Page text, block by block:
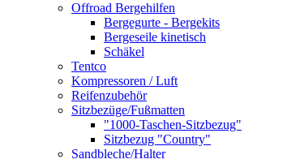
Offroad Bergehilfen
Bergegurte - Bergekits
Bergeseile kinetisch
Schäkel
Tentco
Kompressoren / Luft
Reifenzubehör
Sitzbezüge/Fußmatten
"1000-Taschen-Sitzbezug"
Sitzbezug "Country"
Sandbleche/Halter